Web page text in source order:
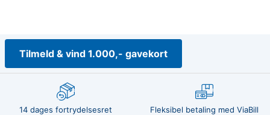
Tilmeld & vind 1.000,- gavekort
14 dages fortrydelsesret Fleksibel betaling med ViaBill